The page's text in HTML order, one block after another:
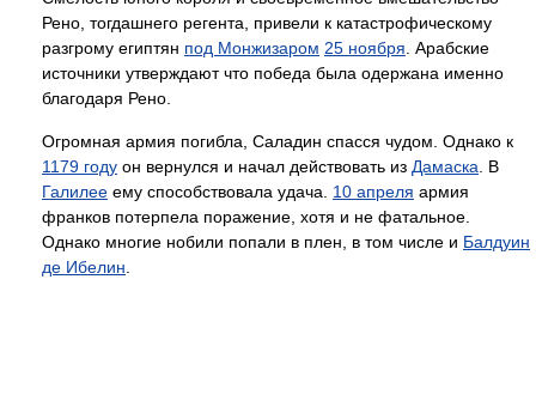
Рено, тогдашнего регента, привели к катастрофическому
разгрому египтян под Монжизаром 25 ноября. Арабские
источники утверждают что победа была одержана именно
благодаря Рено.
Огромная армия погибла, Саладин спасся чудом. Однако к
1179 году он вернулся и начал действовать из Дамаска. В
Галилее ему способствовала удача. 10 апреля армия
франков потерпела поражение, хотя и не фатальное.
Однако многие нобили попали в плен, в том числе и Балдуин
де Ибелин.